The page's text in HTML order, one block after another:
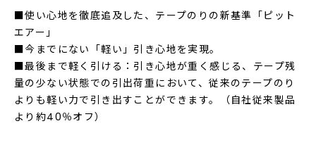
■使い心地を徹底追及した、テープのりの新基準「ピット
エアー」
■今までにない「軽い」引き心地を実現。
■最後まで軽く引ける：引き心地が重く感じる、テープ残
量の少ない状態での引出荷重において、従来のテープのり
よりも軽い力で引き出すことができます。（自社従来製品
より約40％オフ）